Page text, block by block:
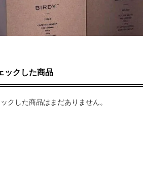
ックした商品
クした商品はまだありません。